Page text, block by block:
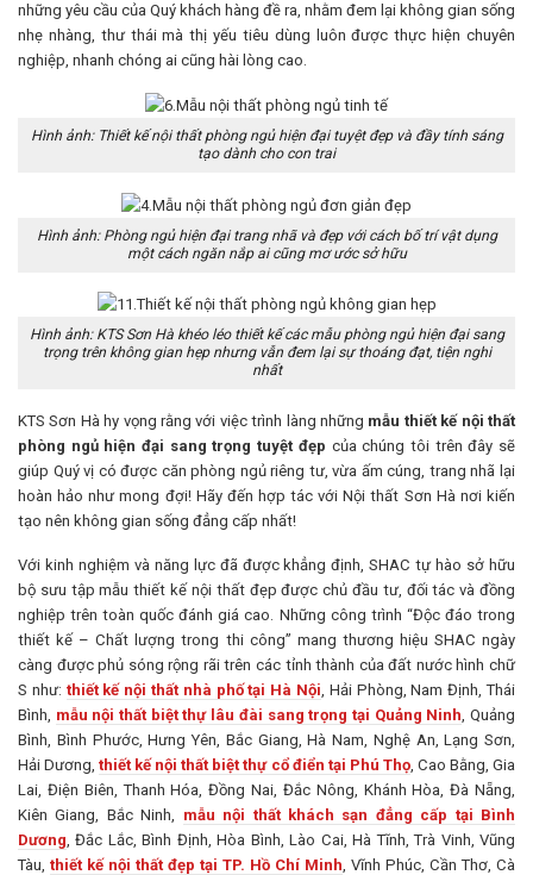
những yêu cầu của Quý khách hàng đề ra, nhằm đem lại không gian sống
nhẹ nhàng, thư thái mà thị yếu tiêu dùng luôn được thực hiện chuyên
nghiệp, nhanh chóng ai cũng hài lòng cao.
Hình ảnh: Thiết kế nội thất phòng ngủ hiện đại tuyệt đẹp và đầy tính sáng
tạo dành cho con trai
Hình ảnh: Phòng ngủ hiện đại trang nhã và đẹp với cách bố trí vật dụng
một cách ngăn nắp ai cũng mơ ước sở hữu
Hình ảnh: KTS Sơn Hà khéo léo thiết kế các mẫu phòng ngủ hiện đại sang
trọng trên không gian hẹp nhưng vẫn đem lại sự thoáng đạt, tiện nghi
nhất
KTS Sơn Hà hy vọng rằng với việc trình làng những mẫu thiết kế nội thất
phòng ngủ hiện đại sang trọng tuyệt đẹp của chúng tôi trên đây sẽ
giúp Quý vị có được căn phòng ngủ riêng tư, vừa ấm cúng, trang nhã lại
hoàn hảo như mong đợi! Hãy đến hợp tác với Nội thất Sơn Hà nơi kiến
tạo nên không gian sống đẳng cấp nhất!
Với kinh nghiệm và năng lực đã được khẳng định, SHAC tự hào sở hữu
bộ sưu tập mẫu thiết kế nội thất đẹp được chủ đầu tư, đối tác và đồng
nghiệp trên toàn quốc đánh giá cao. Những công trình “Độc đáo trong
thiết kế – Chất lượng trong thi công” mang thương hiệu SHAC ngày
càng được phủ sóng rộng rãi trên các tỉnh thành của đất nước hình chữ
S như: thiết kế nội thất nhà phố tại Hà Nội , Hải Phòng, Nam Định, Thái
Bình, mẫu nội thất biệt thự lâu đài sang trọng tại Quảng Ninh , Quảng
Bình, Bình Phước, Hưng Yên, Bắc Giang, Hà Nam, Nghệ An, Lạng Sơn,
Hải Dương,thiết kế nội thất biệt thự cổ điển tại Phú Thọ, Cao Bằng, Gia
Lai, Điện Biên, Thanh Hóa, Đồng Nai, Đắc Nông, Khánh Hòa, Đà Nẵng,
Kiên Giang, Bắc Ninh, mẫu nội thất khách sạn đẳng cấp tại Bình
Dương , Đắc Lắc, Bình Định, Hòa Bình, Lào Cai, Hà Tĩnh, Trà Vinh, Vũng
Tàu, thiết kế nội thất đẹp tại TP. Hồ Chí Minh , Vĩnh Phúc, Cần Thơ, Cà